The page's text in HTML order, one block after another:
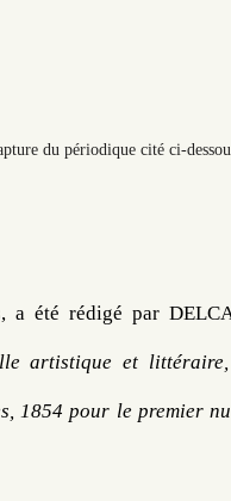
du périodique cité ci-
a été rédigé par
artistique et
1854 pour le premier